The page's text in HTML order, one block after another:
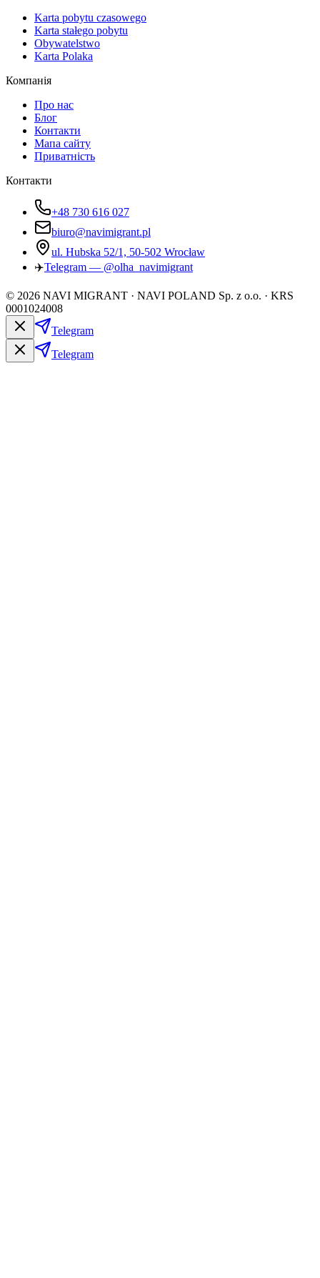
Karta pobytu czasowego
Karta stałego pobytu
Obywatelstwo
Karta Polaka
Компанія
Про нас
Блог
Контакти
Мапа сайту
Приватність
Контакти
+48 730 616 027
biuro@navimigrant.pl
ul. Hubska 52/1, 50-502 Wrocław
✈️Telegram — @olha_navimigrant
© 2026 NAVI MIGRANT · NAVI POLAND Sp. z o.o. · KRS
0001024008
Telegram
Telegram